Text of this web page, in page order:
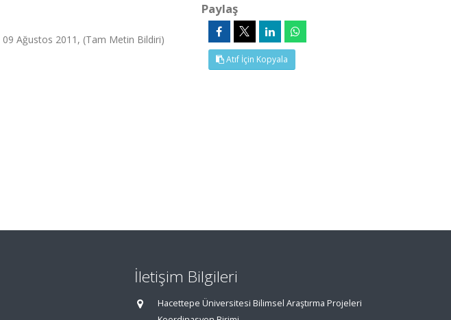
Ağustos 2011, (Tam Metin Bildiri)
Paylaş
Atıf İçin Kopyala
İletişim Bilgileri
Hacettepe Üniversitesi Bilimsel Araştırma Projeleri